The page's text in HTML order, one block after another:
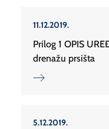
11.12.2019.
Prilog 1 OPIS
drenažu prsišta
5.12.2019.